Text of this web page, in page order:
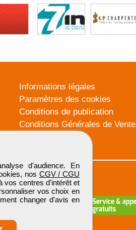
d'audience. En
nos CGV / CGU
vos centres d'intérêt et
vos choix en
changer d'avis en
Informations légales
Paramètres des cookies
Conditions de publication
Conditions Générales de Vente